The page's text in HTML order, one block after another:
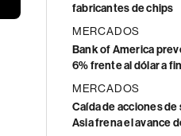
fabricantes de chips
MERCADOS
Bank of America
6% frente al dólar a
MERCADOS
Caída de acciones
Asia frena el avance